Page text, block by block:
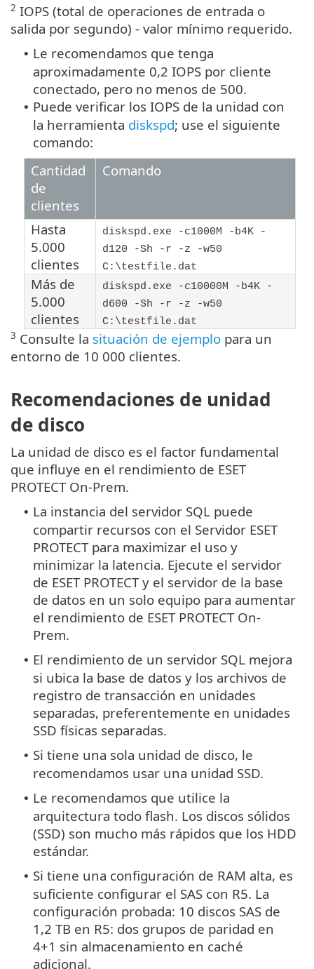
2 IOPS (total de operaciones de entrada o
salida por segundo) - valor mínimo requerido.
• Le recomendamos que tenga
aproximadamente 0,2 IOPS por cliente
conectado, pero no menos de 500.
• Puede verificar los IOPS de la unidad con
la herramienta diskspd; use el siguiente
comando:
Cantidad
de
clientes
Comando
Hasta
5.000
clientes
diskspd.exe -c1000M -b4K -
d120 -Sh -r -z -w50
C:\testfile.dat
Más de
5.000
clientes
diskspd.exe -c10000M -b4K -
d600 -Sh -r -z -w50
C:\testfile.dat
3 Consulte la situación de ejemplo para un
entorno de 10 000 clientes.
Recomendaciones de unidad
de disco
La unidad de disco es el factor fundamental
que influye en el rendimiento de ESET
PROTECT On-Prem.
• La instancia del servidor SQL puede
compartir recursos con el Servidor ESET
PROTECT para maximizar el uso y
minimizar la latencia. Ejecute el servidor
de ESET PROTECT y el servidor de la base
de datos en un solo equipo para aumentar
el rendimiento de ESET PROTECT On-
Prem.
• El rendimiento de un servidor SQL mejora
si ubica la base de datos y los archivos de
registro de transacción en unidades
separadas, preferentemente en unidades
SSD físicas separadas.
• Si tiene una sola unidad de disco, le
recomendamos usar una unidad SSD.
• Le recomendamos que utilice la
arquitectura todo flash. Los discos sólidos
(SSD) son mucho más rápidos que los HDD
estándar.
• Si tiene una configuración de RAM alta, es
suficiente configurar el SAS con R5. La
configuración probada: 10 discos SAS de
1,2 TB en R5: dos grupos de paridad en
4+1 sin almacenamiento en caché
adicional.